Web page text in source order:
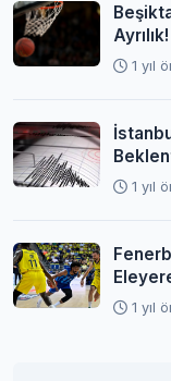
1 yıl
1 yıl
1 yıl